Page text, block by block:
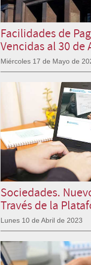
Facilidades de
Vencidas al 30 de
Miércoles 17 de Mayo de
Sociedades.
Través de la
Lunes 10 de Abril de 2023